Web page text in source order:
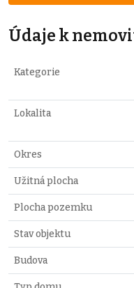
Údaje k
Kategorie
Lokalita
Okres
Užitná plocha
Plocha pozemku
Stav objektu
Budova